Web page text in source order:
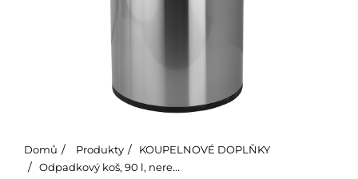
Domů Produkty
KOUPELNOVÉ DOPLŇKY
Odpadkový koš, 90 l, nerez, mat